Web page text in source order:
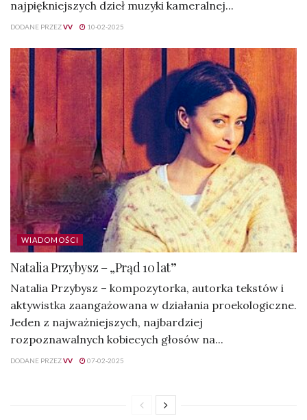
najpiękniejszych dzieł muzyki kameralnej...
DODANE PRZEZVV 10-02-2025
WIADOMOŚCI
Natalia Przybysz – „Prąd 10 lat”
Natalia Przybysz – kompozytorka, autorka tekstów i
aktywistka zaangażowana w działania proekologiczne.
Jeden z najważniejszych, najbardziej
rozpoznawalnych kobiecych głosów na...
DODANE PRZEZVV 07-02-2025